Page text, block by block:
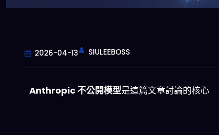
2026-04-13 SIULEEBOSS
Anthropic 不公開模型是這篇文章討論的核心